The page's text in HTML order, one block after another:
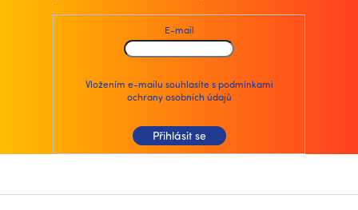
E-mail
Vložením e-mailu souhlasíte spodmínkami
ochrany osobních údajů
Přihlásit se
á